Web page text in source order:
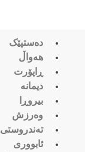
دەستپێک
هەواڵ
ڕاپۆرت
دیمانە
بیروڕا
وەرزش
تەندروستی
ئابووری